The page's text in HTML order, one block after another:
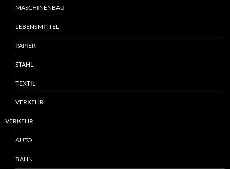
MASCHINENBAU
LEBENSMITTEL
PAPIER
STAHL
TEXTIL
VERKEHR
VERKEHR
AUTO
BAHN